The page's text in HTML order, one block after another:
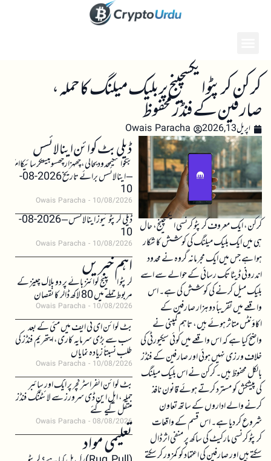
کرکن کرپٹو ایکسچینج پر بلیک میلنگ کا حملہ،
صارفین کے فنڈز محفوظ
اپریل 13, 2026 Owais Paracha
کرکن، ایک معروف کرپٹو کرنسی ایکسچینج، حال
ہی میں ایک بلیک میلنگ کی کوشش کا شکار
ہوا ہے جس میں ایک مجرمانہ گروہ نے محدود
اندرونی ڈیٹا تک رسائی کے حوالے سے اسے
بلیک میل کرنے کی کوشش کی ہے۔ اس
واقعے میں تقریباً دو ہزار صارفین کے
اکاؤنٹس متاثر ہوئے ہیں، تاہم کمپنی نے
واضح کیا ہے کہ اس واقعے میں کوئی سیکیورٹی کی
خلاف ورزی نہیں ہوئی اور صارفین کے فنڈز
بالکل محفوظ ہیں۔ کرکن نے اس بلیک میلنگ
کی پیشکش کو مسترد کرتے ہوئے قانون نافذ
کرنے والے اداروں کے ساتھ تعاون
شروع کر دیا ہے۔ اس قسم کے واقعات
کرپٹو کرنسی مارکیٹ کی ساکھ پر منفی اثر ڈال
سکتے ہیں اور صارفین کی اعتماد کو کمزور کر سکتے
ڈیلی بٹ کوائن اینالائسس
بٹکوائنکیمحدودبحالی،چھہزارچھسوبیستکرسائیکاامکان
– اینالائسس برائے تاریخ 2026-08-
10
Owais Paracha 10/08/2026
ڈیلی کرپٹو نیوز اینالائسس – 2026-08-
10
Owais Paracha 10/08/2026
اہم خبریں
کرپٹو ایکسچینج کوائنز بائے پر دو بلاک چینز کے
مربوط حملے میں 80 لاکھ ڈالر کا نقصان
Owais Paracha 10/08/2026
بٹ کوائن ای ٹی ایف میں مئی کے بعد
سب سے بڑی سرمایہ کاری، ایتھریم فنڈز کی
طلب نسبتاً زیادہ نمایاں
Owais Paracha 10/08/2026
بٹ کوائن انفراسٹرکچر پر ایک اور سائبر
حملہ، ایل این ڈی سرورز سے لائٹننگ فنڈز
منتقل کیے گئے
Owais Paracha 08/08/2026
تعلیمی مواد